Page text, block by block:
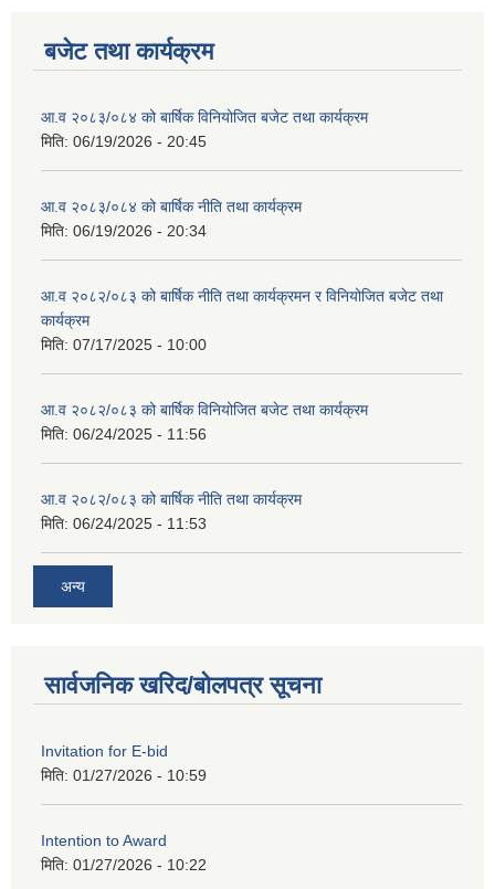
बजेट तथा कार्यक्रम
आ.व २०८३/०८४ को बार्षिक विनियोजित बजेट तथा कार्यक्रम
मिति: 06/19/2026 - 20:45
आ.व २०८३/०८४ को बार्षिक नीति तथा कार्यक्रम
मिति: 06/19/2026 - 20:34
आ.व २०८२/०८३ को बार्षिक नीति तथा कार्यक्रमन र विनियोजित बजेट तथा
कार्यक्रम
मिति: 07/17/2025 - 10:00
आ.व २०८२/०८३ को बार्षिक विनियोजित बजेट तथा कार्यक्रम
मिति: 06/24/2025 - 11:56
आ.व २०८२/०८३ को बार्षिक नीति तथा कार्यक्रम
मिति: 06/24/2025 - 11:53
अन्य
सार्वजनिक खरिद/बोलपत्र सूचना
Invitation for E-bid
मिति: 01/27/2026 - 10:59
Intention to Award
मिति: 01/27/2026 - 10:22